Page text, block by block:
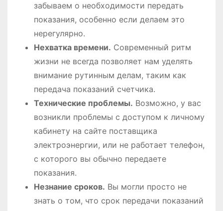
забываем о необходимости передать
показания, особенно если делаем это
нерегулярно.
Нехватка времени. Современный ритм
жизни не всегда позволяет нам уделять
внимание рутинным делам, таким как
передача показаний счетчика.
Технические проблемы. Возможно, у вас
возникли проблемы с доступом к личному
кабинету на сайте поставщика
электроэнергии, или не работает телефон,
с которого вы обычно передаете
показания.
Незнание сроков. Вы могли просто не
знать о том, что срок передачи показаний